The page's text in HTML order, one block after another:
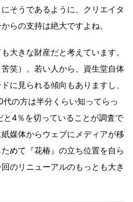
そうであるように、クリエイタ
らの支持は絶大ですよね。
大きな財産だと考えています。
笑）。若い人から、資生堂自体
に見られる傾向もありますし、
代の方は半分くらい知ってらっ
と4％を切っていることが調査で
媒体からウェブにメディアが移
めて『花椿』の立ち位置を自ら
のリニューアルのもっとも大き